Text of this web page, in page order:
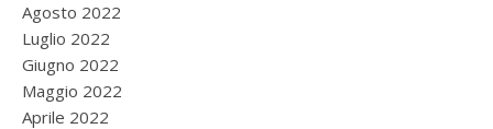
Agosto 2022
Luglio 2022
Giugno 2022
Maggio 2022
Aprile 2022